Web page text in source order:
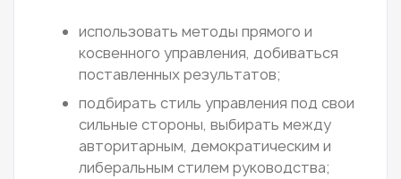
использовать методы прямого и
косвенного управления, добиваться
поставленных результатов;
подбирать стиль управления под свои
сильные стороны, выбирать между
авторитарным, демократическим и
либеральным стилем руководства;